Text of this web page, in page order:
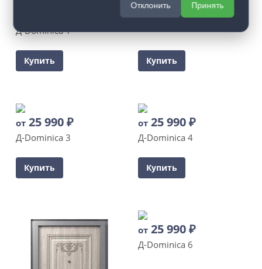
Д-Dominica 1
Купить Купить
от 25 990₽
Д-Dominica 3
Купить
от 25 990₽
Д-Dominica 4
Купить
от 25 990₽
Д-Dominica 6
Отклонить Принять